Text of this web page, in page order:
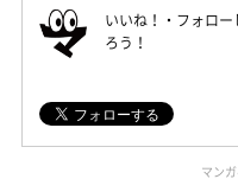
いいね！・フォロ
ろう！
マン